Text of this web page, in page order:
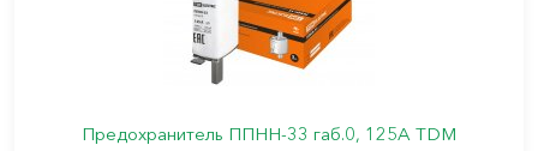
Предохранитель ППНН-33 габ.0, 125А TDM